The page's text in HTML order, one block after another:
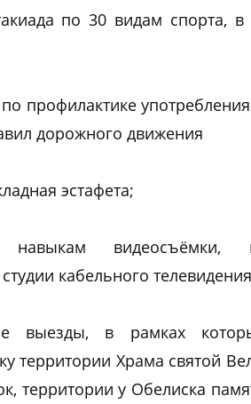
по 30 видам спорта,
профилактике употребления
дорожного движения
эстафета;
видеосъёмки,
кабельного
выезды, в рамках
территории Храма святой
территории у Обелиска